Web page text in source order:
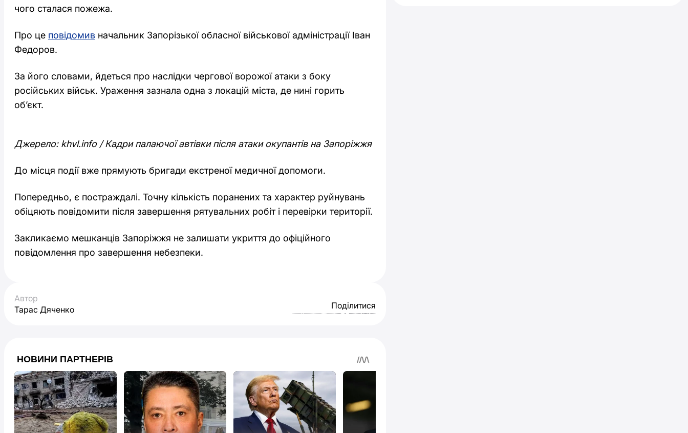
чого сталася пожежа.
Про це повідомив начальник Запорізької обласної військової адміністрації Іван
Федоров.
За його словами, йдеться про наслідки чергової ворожої атаки з боку
російських військ. Ураження зазнала одна з локацій міста, де нині горить
об’єкт.
Джерело: khvl.info / Кадри палаючої автівки після атаки окупантів на Запоріжжя
До місця події вже прямують бригади екстреної медичної допомоги.
Попередньо, є постраждалі. Точну кількість поранених та характер руйнувань
обіцяють повідомити після завершення рятувальних робіт і перевірки території.
Закликаємо мешканців Запоріжжя не залишати укриття до офіційного
повідомлення про завершення небезпеки.
Автор
Тарас Дяченко
Поділитися